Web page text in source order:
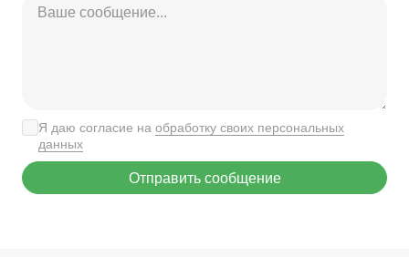
Я даю согласие на обработку своих персональных
данных
Отправить сообщение